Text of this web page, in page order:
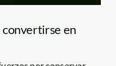
convertirse en